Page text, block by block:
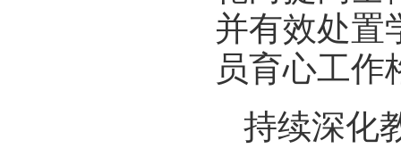
并有效处置
员育心工作
持续深化